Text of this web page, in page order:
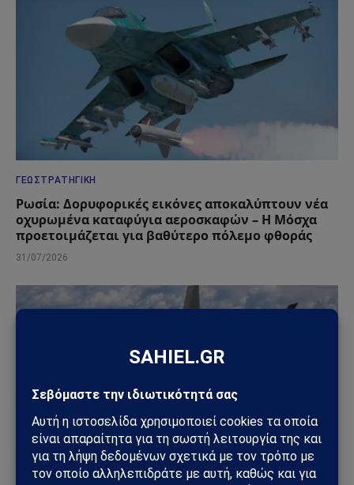
ΓΕΩΣΤΡΑΤΗΓΙΚΉ
Ρωσία: Δορυφορικές εικόνες αποκαλύπτουν νέα
οχυρωμένα καταφύγια αεροσκαφών – Η Μόσχα
προετοιμάζεται για βαθύτερο πόλεμο φθοράς
31/07/2026